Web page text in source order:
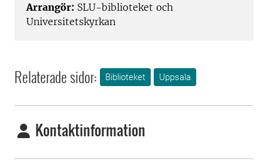
Arrangör: SLU-biblioteket och
Universitetskyrkan
Relaterade sidor: Biblioteket Uppsala
Kontaktinformation